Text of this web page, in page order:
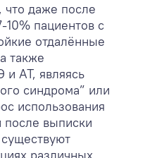
даже после
10% пациентов с
отдалённые
также
и АТ, являясь
синдрома” или
использования
после выписки